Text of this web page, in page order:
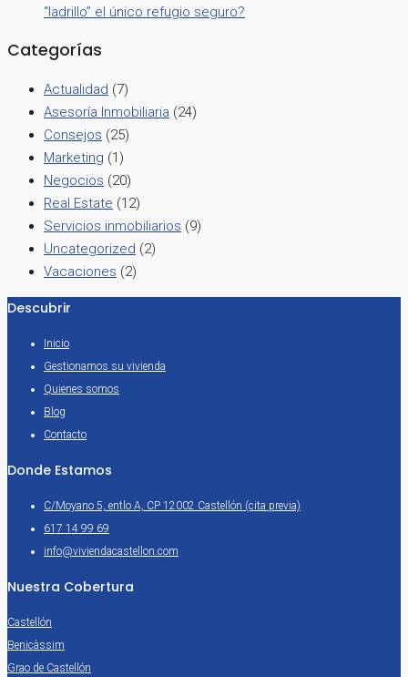
“ladrillo” el único refugio seguro?
Categorías
Actualidad (7)
Asesoría Inmobiliaria (24)
Consejos (25)
Marketing (1)
Negocios (20)
Real Estate (12)
Servicios inmobiliarios (9)
Uncategorized (2)
Vacaciones (2)
Descubrir
Inicio
Gestionamos su vivienda
Quienes somos
Blog
Contacto
Donde Estamos
C/Moyano 5, entlo A, CP 12002 Castellón (cita previa)
617 14 99 69
info@viviendacastellon.com
Nuestra Cobertura
Castellón
Benicàssim
Grao de Castellón